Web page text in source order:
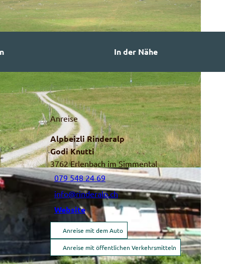
In der Nähe
Anreise
Alpbeizli Rinderalp
Godi Knutti
3762Erlenbach im Simmental
079 548 24 69
info@rinderalp.ch
Website
Anreise mit dem Auto
Anreise mit öffentlichen Verkehrsmitteln